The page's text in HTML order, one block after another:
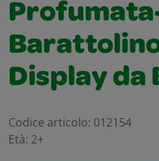
Display da
Codice articolo: 012154
Età: 2+